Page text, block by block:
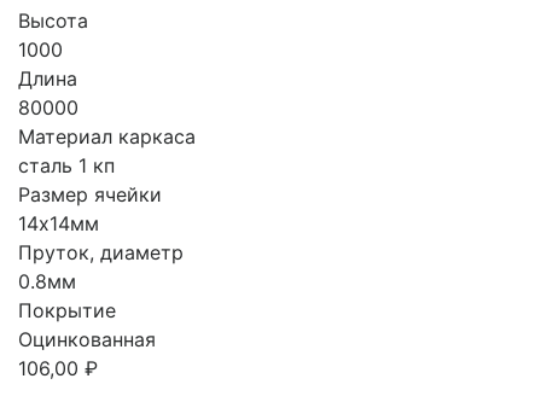
Высота
1000
Длина
80000
Материал каркаса
сталь 1 кп
Размер ячейки
14х14мм
Пруток, диаметр
0.8мм
Покрытие
Оцинкованная
106,00 ₽